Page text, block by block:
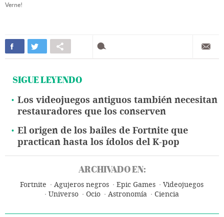
Verne!
SIGUE LEYENDO
Los videojuegos antiguos también necesitan
restauradores que los conserven
El origen de los bailes de Fortnite que
practican hasta los ídolos del K-pop
ARCHIVADO EN:
Fortnite Agujeros negros Epic Games
Videojuegos
Universo
Ocio Astronomía Ciencia